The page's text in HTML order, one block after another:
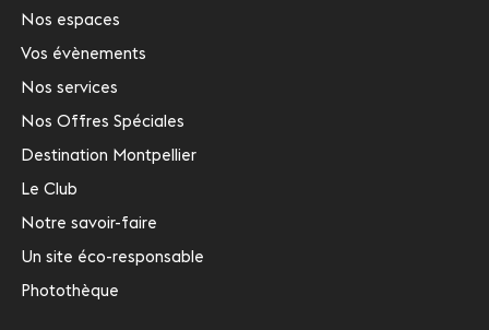
Nos espaces
Vos évènements
Nos services
Nos Offres Spéciales
Destination Montpellier
Le Club
Notre savoir-faire
Un site éco-responsable
Photothèque